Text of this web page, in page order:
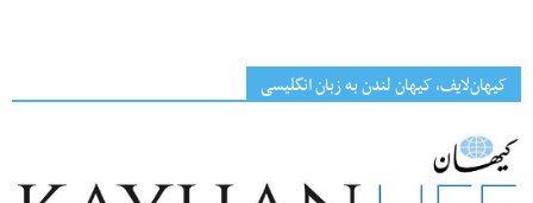
کیهان‌لایف، کیهان لندن به زبان انگلیسی